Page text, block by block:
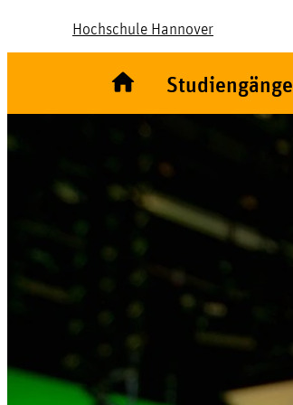
Hochschule Hannover
Studiengänge